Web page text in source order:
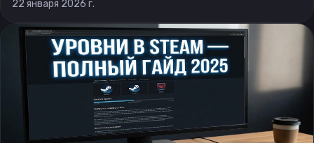
22 января 2026 г.